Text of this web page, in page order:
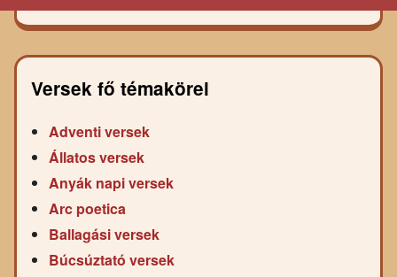
Versek fő témakörei
Adventi versek
Állatos versek
Anyák napi versek
Arc poetica
Ballagási versek
Búcsúztató versek